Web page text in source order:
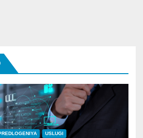
USLUGI